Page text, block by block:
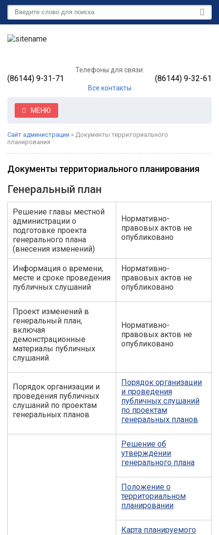
Телефоны для связи:
(86144) 9-31-71 (86144) 9-32-61
Все контакты
МЕНЮ
Сайт администрации » Документы территориального
планирования
Документы территориального планирования
Генеральный план
Решение главы местной
администрации о
подготовке проекта
генерального плана
(внесения изменений)
Нормативно-
правовых актов не
опубликовано
Информация о времени,
месте и сроке проведения
публичных слушаний
Нормативно-
правовых актов не
опубликовано
Проект изменений в
генеральный план,
включая
демонстрационные
материалы публичных
слушаний
Нормативно-
правовых актов не
опубликовано
Порядок организации и
проведения публичных
слушаний по проектам
генеральных планов
Порядок организации
и проведения
публичных слушаний
по проектам
генеральных планов
Решение об
утверждении
генерального плана
Положение о
территориальном
планировании
Карта планируемого